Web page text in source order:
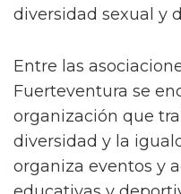
diversidad sexual y
Entre las
Fuerteventura se
organización que
diversidad y la
organiza eventos y